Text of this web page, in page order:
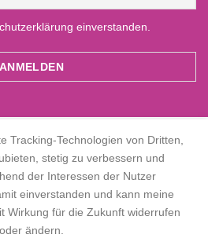
einverstanden.
der gesetzlichen MwSt.
entsprechen dem bisherigen Preis in
Online-Shop.
Tracking-Technologien von Dritten,
stetig zu verbessern und
der Interessen der Nutzer
einverstanden und kann meine
Wirkung für die Zukunft widerrufen
oder ändern.